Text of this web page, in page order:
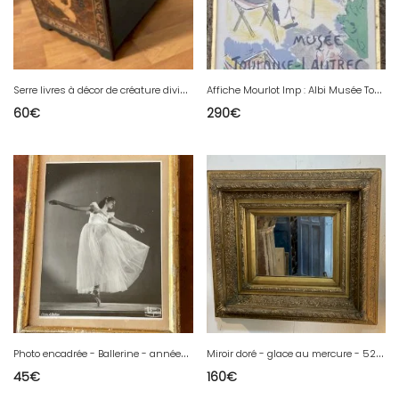
S
erre livres à décor de créature divine en marquetterie
60€
A
ffiche Mourlot Imp : Albi Musée Toulouse Lautrec
290€
P
hoto encadrée - Ballerine - années 50 - Photo A Bellon - Marseille
45€
M
iroir doré - glace au mercure - 52 x 46
160€